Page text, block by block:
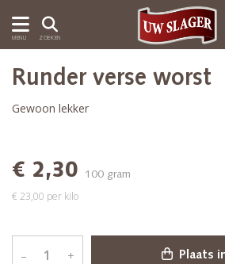
MENU ZOEKEN
Runder verse worst
Gewoon lekker
€ 2,30 100 gram
€ 23,00 per kilo
– + Plaats